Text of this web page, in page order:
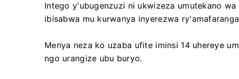
Intego y'ubugenzuzi ni ukwizeza umutekano
ibisabwa mu kurwanya inyerezwa
Menya neza ko uzaba ufite iminsi 14 uhereye
ngo urangize ubu buryo.